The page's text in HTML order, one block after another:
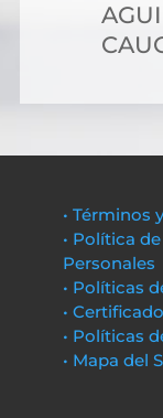
• Términos
• Política
Personales
• Políticas
•
• Políticas
• Mapa del